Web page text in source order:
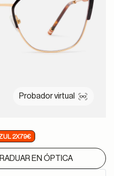
Probador virtual
2X79€
EN ÓPTICA